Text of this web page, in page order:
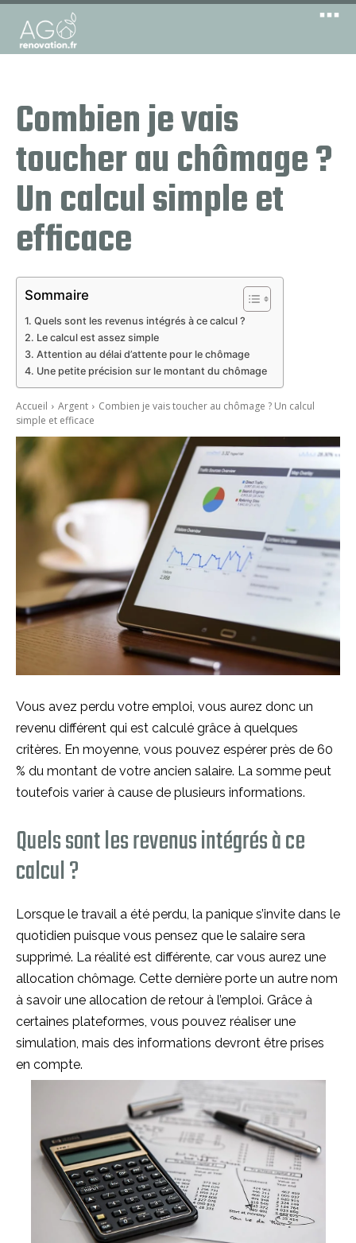
Combien je vais
toucher au chômage ?
Un calcul simple et
efficace
Sommaire
Quels sont les revenus intégrés à ce calcul ?
Le calcul est assez simple
Attention au délai d’attente pour le chômage
Une petite précision sur le montant du chômage
Accueil Argent
Combien je vais toucher au chômage ? Un calcul
simple et efficace
Vous avez perdu votre emploi, vous aurez donc un
revenu différent qui est calculé grâce à quelques
critères. En moyenne, vous pouvez espérer près de 60
% du montant de votre ancien salaire. La somme peut
toutefois varier à cause de plusieurs informations.
Quels sont les revenus intégrés à ce
calcul ?
Lorsque le travail a été perdu, la panique s’invite dans le
quotidien puisque vous pensez que le salaire sera
supprimé. La réalité est différente, car vous aurez une
allocation chômage. Cette dernière porte un autre nom
à savoir une allocation de retour à l’emploi. Grâce à
certaines plateformes, vous pouvez réaliser une
simulation, mais des informations devront être prises
en compte.